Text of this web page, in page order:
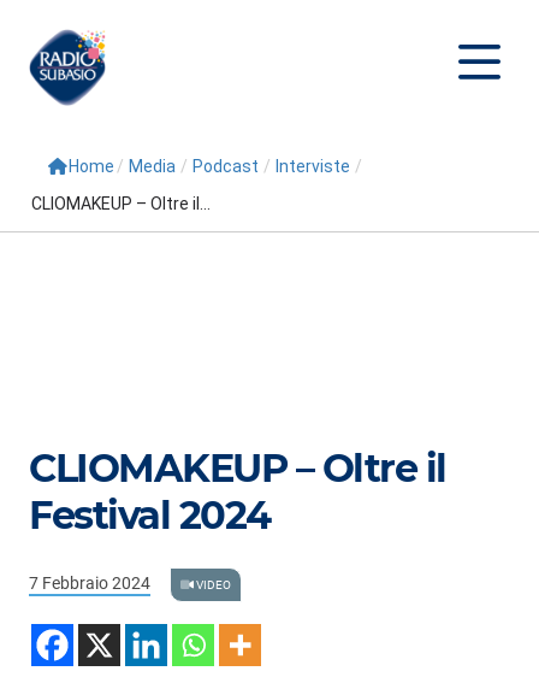
Cerca
Conduttori
Repliche
3xTe
Interviste
Home / Media / Podcast / Interviste /
CLIOMAKEUP – Oltre il...
CLIOMAKEUP – Oltre il
Festival 2024
7 Febbraio 2024 VIDEO